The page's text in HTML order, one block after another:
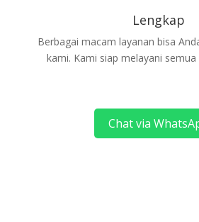
Lengkap
Berbagai macam layanan bisa
kami. Kami siap melayani semua
Chat via